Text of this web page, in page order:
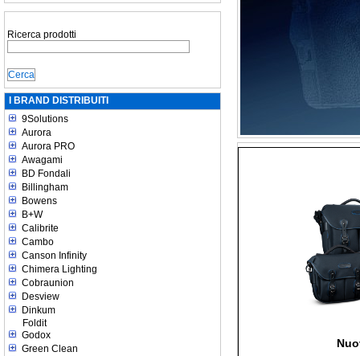
Ricerca prodotti
I BRAND DISTRIBUITI
9Solutions
Aurora
Aurora PRO
Awagami
BD Fondali
Billingham
Bowens
B+W
Calibrite
Cambo
Canson Infinity
Chimera Lighting
Cobraunion
Desview
Dinkum
Foldit
Godox
Green Clean